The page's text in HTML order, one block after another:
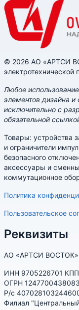
© 2026 АО «АРТСИ
Любое
элементов дизайна
исключительно с
обязательной
Товары: устройства
и ограничители
безопасного
аксессуары и
коммутационное
Политика
Пользовательское
Реквизиты
АО «АРТСИ ВОСТОК»
ИНН 9705226701 КПП
ОГРН 1247700438083
Р/с
Филиал